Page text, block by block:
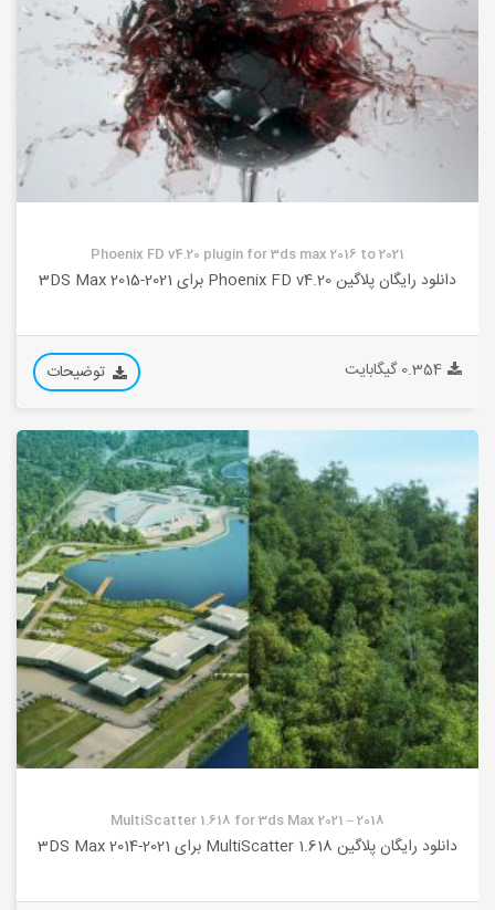
Phoenix FD v4.20 plugin for 3ds max 2016 to 2021
دانلود رایگان پلاگین Phoenix FD v4.20 برای 3DS Max 2015-2021
0.354 گیگابایت توضیحات
MultiScatter 1.618 for 3ds Max 2021 – 2018
دانلود رایگان پلاگین MultiScatter 1.618 برای 3DS Max 2014-2021